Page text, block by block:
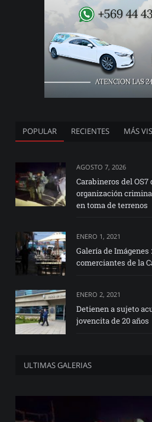
POPULAR RECIENTES MÁS
AGOSTO 7, 2026
Carabineros del
organización
en toma de terrenos
ENERO 1, 2021
Galería de
comerciantes de la
ENERO 2, 2021
Detienen a sujeto
jovencita de 20 años
ULTIMAS GALERIAS